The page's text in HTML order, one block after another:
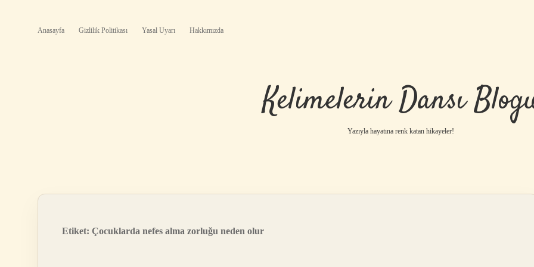
Anasayfa Gizlilik Politikası Yasal Uyarı Hakkımızda
Kelimelerin Dansı
Yazıyla hayatına renk katan hikayeler!
Etiket: Çocuklarda nefes alma zorluğu neden olur